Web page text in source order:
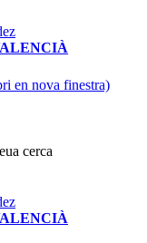
en nova finestra)
cerca